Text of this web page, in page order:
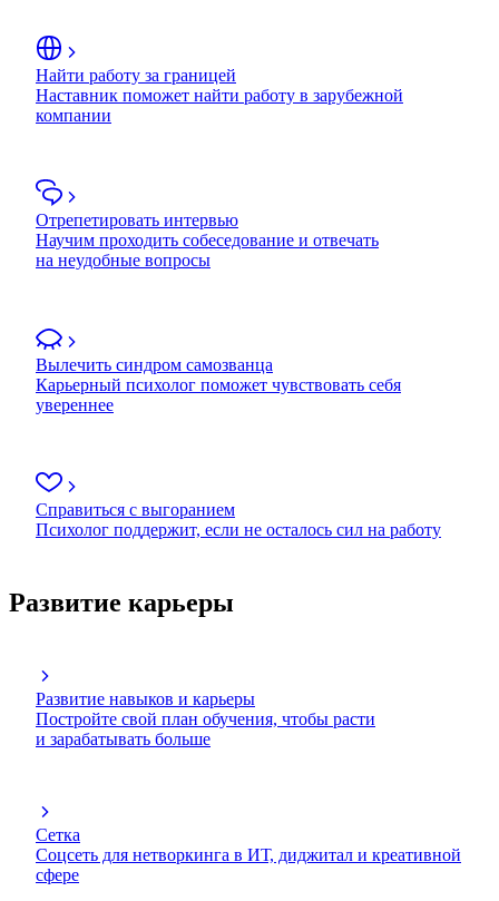
Найти работу за границей
Наставник поможет найти работу в зарубежной
компании
Отрепетировать интервью
Научим проходить собеседование и отвечать
на неудобные вопросы
Вылечить синдром самозванца
Карьерный психолог поможет чувствовать себя
увереннее
Справиться с выгоранием
Психолог поддержит, если не осталось сил на работу
Развитие карьеры
Развитие навыков и карьеры
Постройте свой план обучения, чтобы расти
и зарабатывать больше
Сетка
Соцсеть для нетворкинга в ИТ, диджитал и креативной
сфере